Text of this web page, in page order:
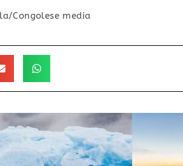
Congolese media